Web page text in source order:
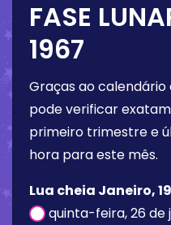
FASE
1967
Graças ao calendário
pode verificar
primeiro trimestre e
hora para este mês.
Lua cheia Janeiro,
quinta-feira, 26 de